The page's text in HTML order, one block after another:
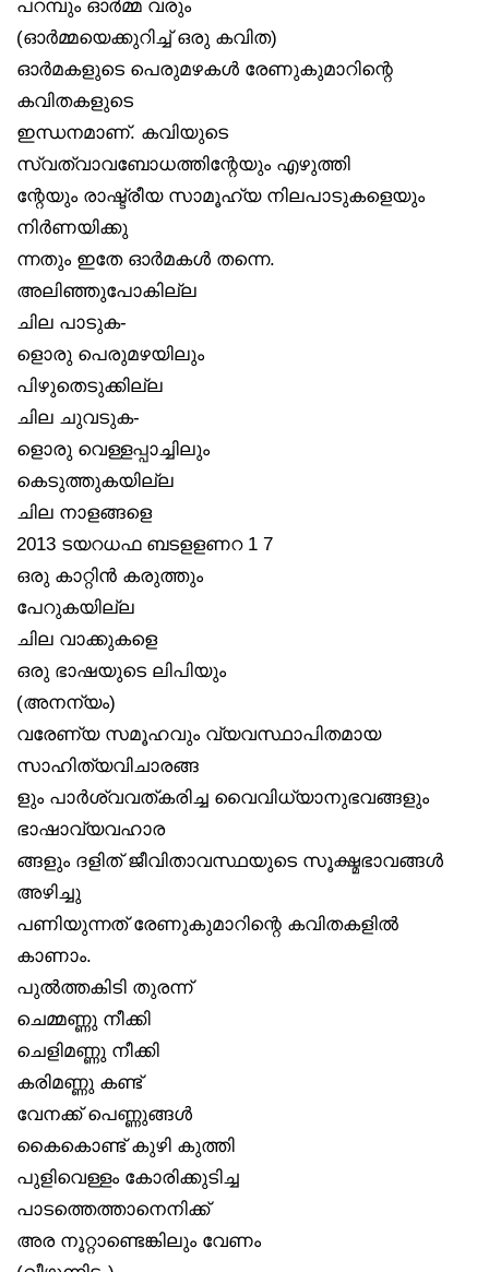
പറമ്പും ഓർമ്മ വരും
(ഓർമ്മയെക്കുറിച്ച് ഒരു കവിത)
ഓർമകളുടെ പെരുമഴകൾ രേണുകുമാറിന്റെ
കവിതകളുടെ
ഇന്ധനമാണ്. കവിയുടെ
സ്വത്വാവബോധത്തിന്റേയും എഴുത്തി
ന്റേയും രാഷ്ട്രീയ സാമൂഹ്യ നിലപാടുകളെയും
നിർണയിക്കു
ന്നതും ഇതേ ഓർമകൾ തന്നെ.
അലിഞ്ഞുപോകില്ല
ചില പാടുക-
ളൊരു പെരുമഴയിലും
പിഴുതെടുക്കില്ല
ചില ചുവടുക-
ളൊരു വെള്ളപ്പാച്ചിലും
കെടുത്തുകയില്ല
ചില നാളങ്ങളെ
2013 ടയറധഫ ബടളളണറ 1 7
ഒരു കാറ്റിൻ കരുത്തും
പേറുകയില്ല
ചില വാക്കുകളെ
ഒരു ഭാഷയുടെ ലിപിയും
(അനന്യം)
വരേണ്യ സമൂഹവും വ്യവസ്ഥാപിതമായ
സാഹിത്യവിചാരങ്ങ
ളും പാർശ്വവത്കരിച്ച വൈവിധ്യാനുഭവങ്ങളും
ഭാഷാവ്യവഹാര
ങ്ങളും ദളിത് ജീവിതാവസ്ഥയുടെ സൂക്ഷ്മഭാവങ്ങൾ
അഴിച്ചു
പണിയുന്നത് രേണുകുമാറിന്റെ കവിതകളിൽ
കാണാം.
പുൽത്തകിടി തുരന്ന്
ചെമ്മണ്ണു നീക്കി
ചെളിമണ്ണു നീക്കി
കരിമണ്ണു കണ്ട്
വേനക്ക് പെണ്ണുങ്ങൾ
കൈകൊണ്ട് കുഴി കുത്തി
പുളിവെള്ളം കോരിക്കുടിച്ച
പാടത്തെത്താനെനിക്ക്
അര നൂറ്റാണ്ടെങ്കിലും വേണം